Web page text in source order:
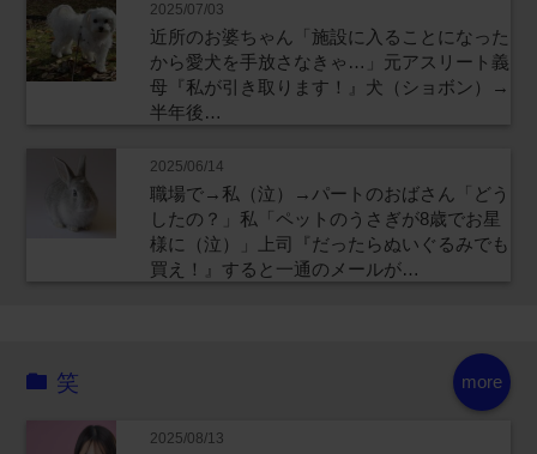
2025/07/03
近所のお婆ちゃん「施設に入ることになった
から愛犬を手放さなきゃ…」元アスリート義
母『私が引き取ります！』犬（ショボン）→
半年後…
2025/06/14
職場で→私（泣）→パートのおばさん「どう
したの？」私「ペットのうさぎが8歳でお星
様に（泣）」上司『だったらぬいぐるみでも
買え！』すると一通のメールが…
more
笑
2025/08/13